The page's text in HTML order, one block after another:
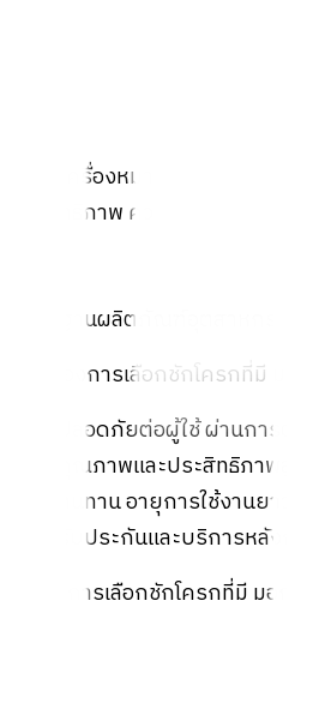
การมีเครื่องหมายรับรองมาตรฐ
ประสิทธิภาพ ความทนทาน และปล
มาตรฐานผลิตภัณฑ์อุตสาหกรรม (
ข้อดีของการเลือกชักโครกที่มี มอก.
ปลอดภัยต่อผู้ใช้ ผ่านการตร
คุณภาพและประสิทธิภาพสูง
ทนทาน อายุการใช้งานยาวน
รับประกันและบริการหลังกา
ดังนั้น การเลือกชักโครกที่มี มอก. คื